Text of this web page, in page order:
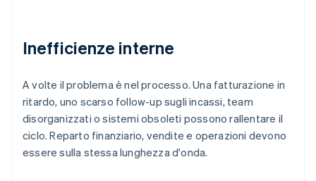
Inefficienze interne
A volte il problema è nel processo. Una fatturazione in
ritardo, uno scarso follow-up sugli incassi, team
disorganizzati o sistemi obsoleti possono rallentare il
ciclo. Reparto finanziario, vendite e operazioni devono
essere sulla stessa lunghezza d'onda.